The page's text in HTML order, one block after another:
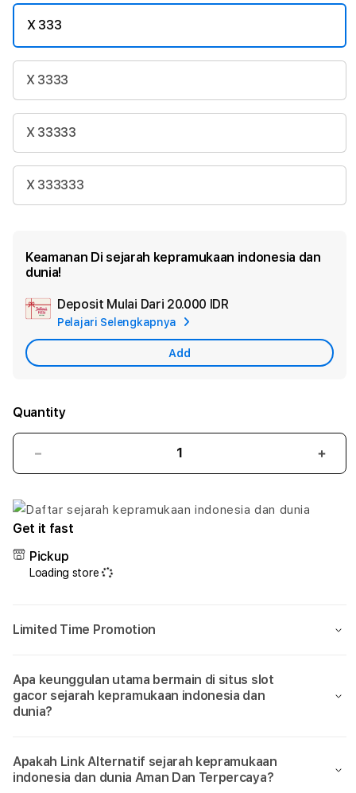
X 333
X 3333
X 33333
X 333333
Keamanan Di sejarah kepramukaan indonesia dan
dunia!
Deposit Mulai Dari 20.000 IDR
Pelajari Selengkapnya
Add
Quantity
Decrease
quantity
sejarah
kepramukaan
dan
dunia
penting
kamu
tahu
soal
tahu
Get it fast
Pickup
Loading store
Limited Time Promotion
Apa keunggulan utama bermain di situs slot
gacor sejarah kepramukaan indonesia dan
dunia?
Apakah Link Alternatif sejarah kepramukaan
indonesia dan dunia Aman Dan Terpercaya?